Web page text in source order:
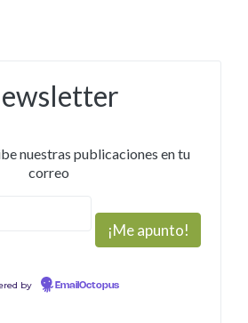
nuestras publicaciones en tu
correo
by EmailOctopus